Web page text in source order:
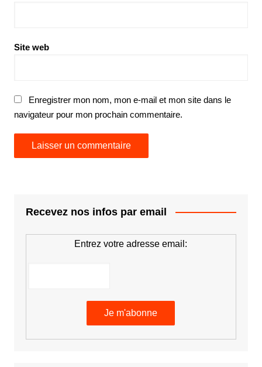
Site web
Enregistrer mon nom, mon e-mail et mon site dans le
navigateur pour mon prochain commentaire.
Recevez nos infos par email
Entrez votre adresse email: